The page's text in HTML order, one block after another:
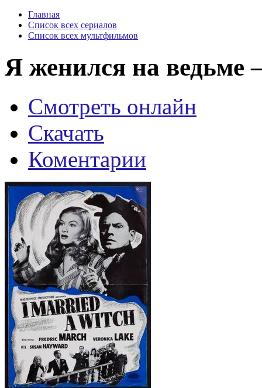
Главная
Список всех сериалов
Список всех мультфильмов
Я женился на
Смотреть онлайн
Скачать
Коментарии